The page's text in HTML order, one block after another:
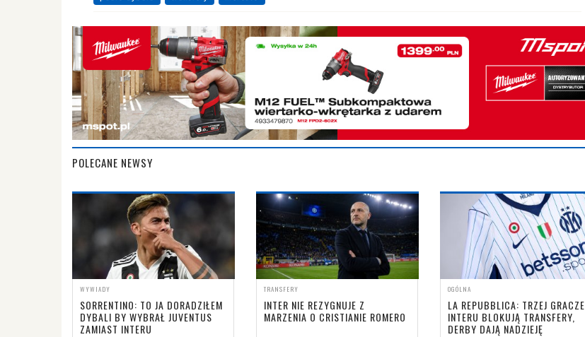
POLECANE NEWSY
WYWIADY
SORRENTINO: TO JA DORADZIŁEM
DYBALI BY WYBRAŁ JUVENTUS
ZAMIAST INTERU
TRANSFERY
INTER NIE REZYGNUJE Z
MARZENIA O CRISTIANIE ROMERO
OGÓLNA
LA REPUBBLICA: TRZEJ GRACZE
INTERU BLOKUJĄ TRANSFERY,
DERBY DAJĄ NADZIEJĘ